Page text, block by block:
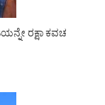
ರಕ್ಷಾ ಕವಚ